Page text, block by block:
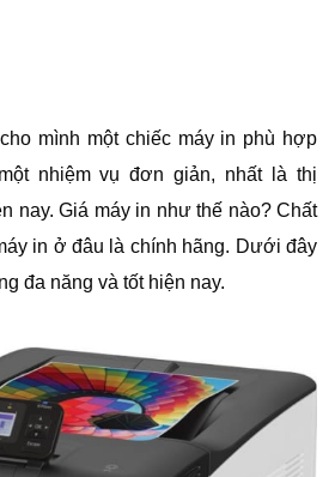
mình một chiếc máy in phù hợp
nhiệm vụ đơn giản, nhất là thị
nay. Giá máy in như thế nào? Chất
in ở đâu là chính hãng. Dưới đây
đa năng và tốt hiện nay.